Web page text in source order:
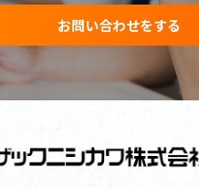
お問い合わせをする